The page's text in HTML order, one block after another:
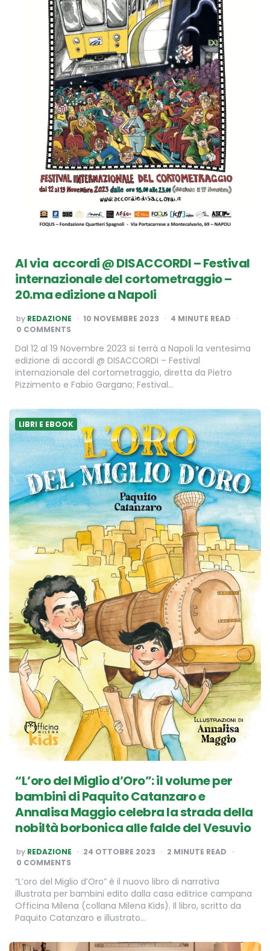
Al via accordi @ DISACCORDI – Festival
internazionale del cortometraggio –
20.ma edizione a Napoli
POSTED
BY
by REDAZIONE 10 NOVEMBRE 2023 4 MINUTE READ
0 COMMENTS
Dal 12 al 19 Novembre 2023 si terrà a Napoli la ventesima
edizione di accordi @ DISACCORDI – Festival
internazionale del cortometraggio, diretta da Pietro
Pizzimento e Fabio Gargano; Festival…
LIBRI E EBOOK
“L’oro del Miglio d’Oro”: il volume per
bambini di Paquito Catanzaro e
Annalisa Maggio celebra la strada della
nobiltà borbonica alle falde del Vesuvio
POSTED
BY
by REDAZIONE 24 OTTOBRE 2023 2 MINUTE READ
0 COMMENTS
“L’oro del Miglio d’Oro” è il nuovo libro di narrativa
illustrata per bambini edito dalla casa editrice campana
Officina Milena (collana Milena Kids). Il libro, scritto da
Paquito Catanzaro e illustrato…